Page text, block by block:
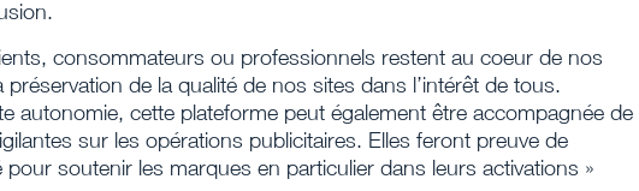
consommateurs ou professionnels restent au coeur de nos
de la qualité de nos sites dans l’intérêt de tous.
autonomie, cette plateforme peut également être accompagnée de
sur les opérations publicitaires. Elles feront preuve de
pour soutenir les marques en particulier dans leurs activations »